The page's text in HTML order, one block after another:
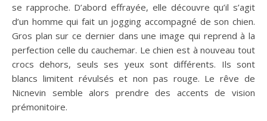
se rapproche. D’abord effrayée, elle découvre qu’il s’agit
d’un homme qui fait un jogging accompagné de son chien.
Gros plan sur ce dernier dans une image qui reprend à la
perfection celle du cauchemar. Le chien est à nouveau tout
crocs dehors, seuls ses yeux sont différents. Ils sont
blancs limitent révulsés et non pas rouge. Le rêve de
Nicnevin semble alors prendre des accents de vision
prémonitoire.